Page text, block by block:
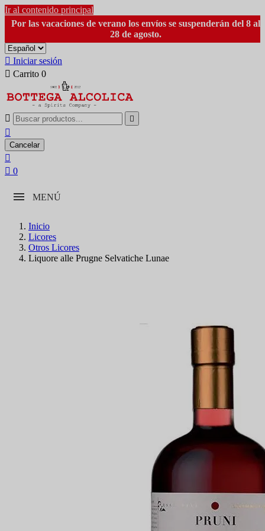
Ir al contenido principal
Por las vacaciones de verano los envíos se suspenderán del 8 al
28 de agosto.
 Iniciar sesión
 Carrito 0
 

Cancelar

 0
MENÚ
Inicio
Licores
Otros Licores
Liquore alle Prugne Selvatiche Lunae